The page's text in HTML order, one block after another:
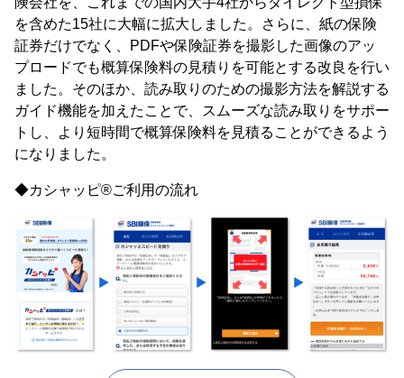
を含めた15社に大幅に拡大しました。さらに、紙の保険
証券だけでなく、PDFや保険証券を撮影した画像のアッ
プロードでも概算保険料の見積りを可能とする改良を行い
ました。そのほか、読み取りのための撮影方法を解説する
ガイド機能を加えたことで、スムーズな読み取りをサポー
トし、より短時間で概算保険料を見積ることができるよう
になりました。
◆カシャッピ®ご利用の流れ